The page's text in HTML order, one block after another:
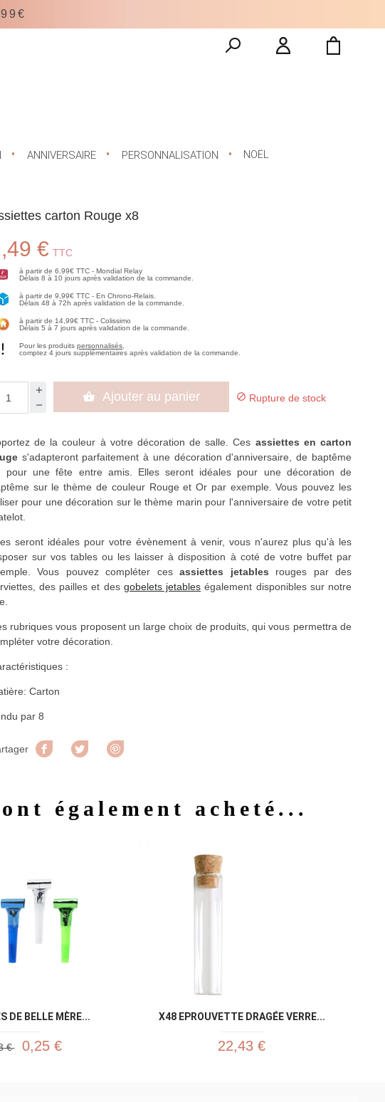
ANNIVERSAIRE PERSONNALISATION NOËL
carton Rouge x8
€ TTC
à partir de 6,99€ TTC - Mondial Relay
Délais 8 à 10 jours après validation de la commande.
à partir de 9,99€ TTC - En Chrono-Relais.
Délais 48 à 72h après validation de la commande.
à partir de 14,99€ TTC - Colissimo
Délais 5 à 7 jours après validation de la commande.
Pour les produitspersonnalisés
comptez 4 jours supplémentaires après validation de la commande.
 Ajouter au panier  Rupture de stock
de la couleur à votre décoration de salle. Ces assiettes en carton
s'adapteront parfaitement à une décoration d'anniversaire, de baptême
pour une fête entre amis. Elles seront idéales pour une décoration de
sur le thème de couleur Rouge et Or par exemple. Vous pouvez les
pour une décoration sur le thème marin pour l'anniversaire de votre petit
seront idéales pour votre évènement à venir, vous n'aurez plus qu'à les
sur vos tables ou les laisser à disposition à coté de votre buffet par
Vous pouvez compléter cesassiettes jetables rouges par des
des pailles et des gobelets jetables également disponibles sur notre
rubriques vous proposent un large choix de produits, qui vous permettra de
votre décoration.
:
Carton
par 8
Partager Tweet
également acheté...
DE BELLE MÈRE...
€ 0,25 €
X48 EPROUVETTE DRAGÉE VERRE...
22,43 €